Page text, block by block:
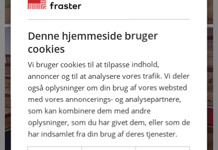
Denne hjemmeside bruger
cookies
Vi bruger cookies til at tilpasse indhold,
annoncer og til at analysere vores trafik. Vi deler
også oplysninger om din brug af vores websted
med vores annoncerings- og analysepartnere,
som kan kombinere dem med andre
oplysninger, som du har givet dem, eller som de
har indsamlet fra din brug af deres tjenester.